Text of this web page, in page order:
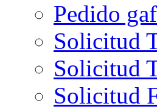
Pedido
Solicitud
Solicitud
Solicitud